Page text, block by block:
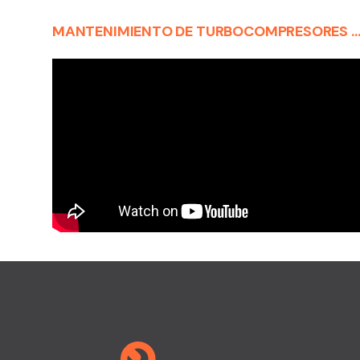
MANTENIMIENTO DE TURBOCOMPRESORES CON LOS TURBO KITS TECHSELECT DE REIN AUTOMOTIVE